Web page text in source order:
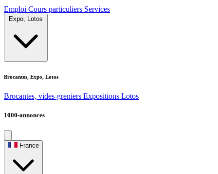
Emploi Cours particuliers Services
Expo, Lotos
Brocantes, Expo, Lotos
Brocantes, vides-greniers Expositions Lotos
1000-annonces
France